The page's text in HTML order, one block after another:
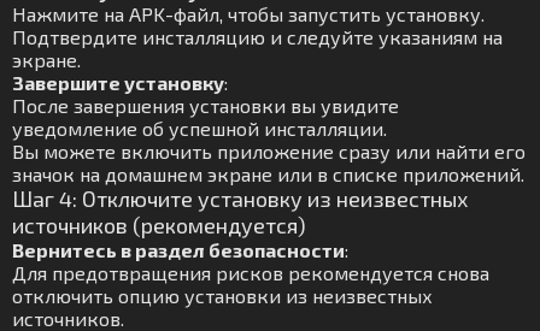
Нажмите на APK-файл, чтобы запустить установку.
Подтвердите инсталляцию и следуйте указаниям на
экране.
Завершите установку:
После завершения установки вы увидите
уведомление об успешной инсталляции.
Вы можете включить приложение сразу или найти его
значок на домашнем экране или в списке приложений.
Шаг 4: Отключите установку из неизвестных
источников (рекомендуется)
Вернитесь в раздел безопасности:
Для предотвращения рисков рекомендуется снова
отключить опцию установки из неизвестных
источников.